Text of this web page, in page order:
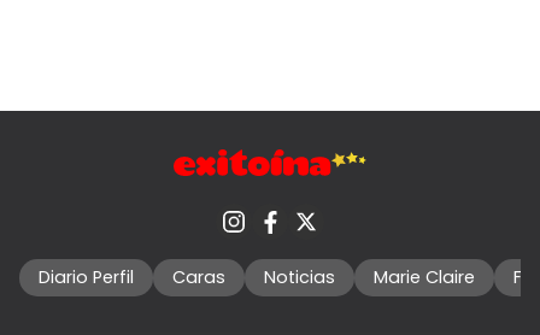
Diario Perfil Caras Noticias Marie Claire